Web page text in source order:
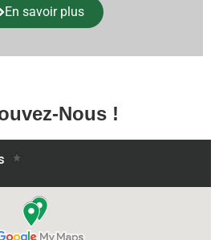
En savoir plus
Nous !